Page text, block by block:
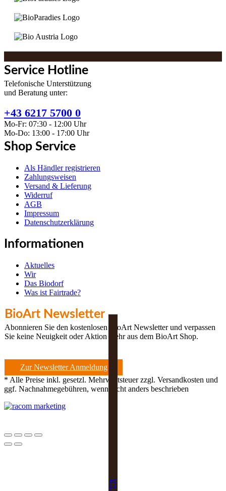
Service Hotline
Telefonische Unterstützung
und Beratung unter:
+43 6217 5700 0
Mo-Fr: 07:30 - 12:00 Uhr
Mo-Do: 13:00 - 17:00 Uhr
Shop Service
Als Händler registrieren
Zahlungsweisen
Versand & Lieferung
Widerruf
AGB
Impressum
Datenschutzerklärung
Informationen
Aktuelles
Wir
Das Biodorf
Was ist Fairtrade?
BioArt Newsletter
Abonnieren Sie den kostenlosen BioArt Newsletter und verpassen
Sie keine Neuigkeit oder Aktion mehr aus dem BioArt Shop.
Zur Newsletter Anmeldung
* Alle Preise inkl. gesetzl. Mehrwertsteuer zzgl. Versandkosten und
ggf. Nachnahmegebühren, wenn nicht anders beschrieben